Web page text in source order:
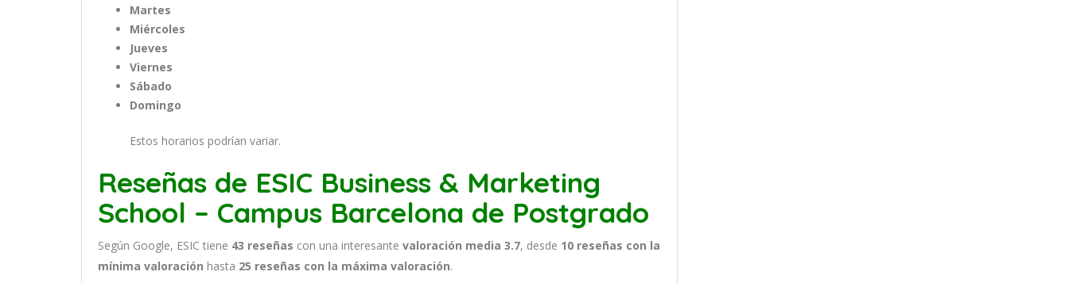
Martes
Miércoles
Jueves
Viernes
Sábado
Domingo
Estos horarios podrían variar.
Reseñas de ESIC Business & Marketing
School – Campus Barcelona de Postgrado
Según Google, ESIC tiene 43 reseñas con una interesante valoración media 3.7, desde 10 reseñas con la
mínima valoración hasta 25 reseñas con la máxima valoración.